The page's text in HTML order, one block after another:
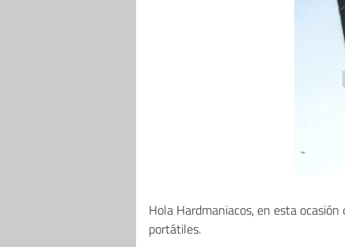
Hola Hardmaniacos, en esta
portátiles.